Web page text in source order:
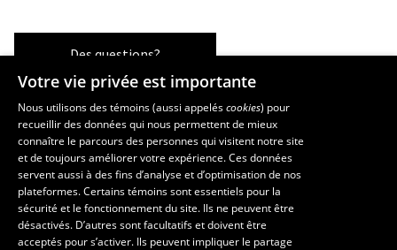
Des questions?
Les écoles et la recherche
École supérieure d’aménagement du territoire et de développement
régional
École d’architecture
École de design
Centre de recherche en aménagement et développement
Votre vie privée est importante
Nous utilisons des témoins (aussi appeléscookies) pour
recueillir des données qui nous permettent de mieux
connaître le parcours des personnes qui visitent notre site
et de toujours améliorer votre expérience. Ces données
servent aussi à des fins d’analyse et d’optimisation de nos
plateformes. Certains témoins sont essentiels pour la
sécurité et le fonctionnement du site. Ils ne peuvent être
désactivés. D’autres sont facultatifs et doivent être
acceptés pour s’activer. Ils peuvent impliquer le partage